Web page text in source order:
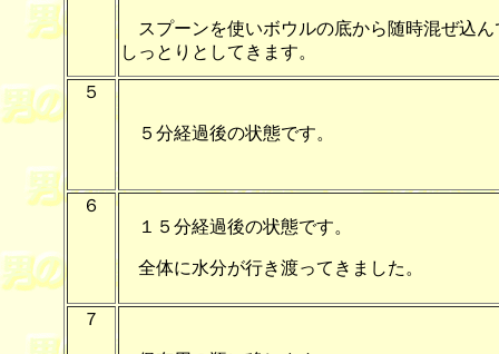
スプーンを使いボウルの底から随時混ぜ込
しっとりとしてきます。
５
５分経過後の状態です。
６
１５分経過後の状態です。
全体に水分が行き渡ってきました。
７